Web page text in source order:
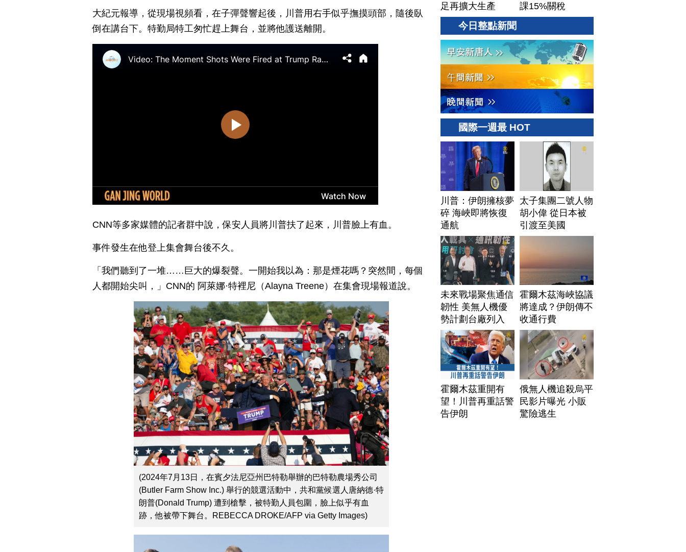
大紀元報導，從現場視頻看，在子彈聲響起後，川普用右手似乎撫摸頭部，隨後臥
倒在講台下。特勤局特工匆忙趕上舞台，並將他護送離開。
CNN等多家媒體的記者群中說，保安人員將川普扶了起來，川普臉上有血。
事件發生在他登上集會舞台後不久。
「我們聽到了一堆……巨大的爆裂聲。一開始我以為：那是煙花嗎？突然間，每個
人都開始尖叫，」CNN的 阿萊娜·特裡尼（Alayna Treene）在集會現場報道說。
(2024年7月13日，在賓夕法尼亞州巴特勒舉辦的巴特勒農場秀公司
(Butler Farm Show Inc.) 舉行的競選活動中，共和黨候選人唐納德·特
朗普(Donald Trump) 遭到槍擊，被特勤人員包圍，臉上似乎有血
跡，他被帶下舞台。REBECCA DROKE/AFP via Getty Images)
足再擴大生產
課15%關稅
今日整點新聞
國際一週最 HOT
川普：伊朗擁核夢
碎 海峽即將恢復
通航
太子集團二號人物
胡小偉 從日本被
引渡至美國
未來戰場聚焦通信
韌性 美無人機優
勢計劃台廠列入
霍爾木茲海峽協議
將達成？伊朗傳不
收通行費
霍爾木茲重開有
望！川普再重話警
告伊朗
俄無人機追殺烏平
民影片曝光 小販
驚險逃生